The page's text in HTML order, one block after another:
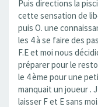
Puis directions la
cette sensation de
puis O. une
les 4 à se faire des
F.E et moi nous
préparer pour le
le 4 ème pour une
manquait un joueur .
laisser F et E sans moi.